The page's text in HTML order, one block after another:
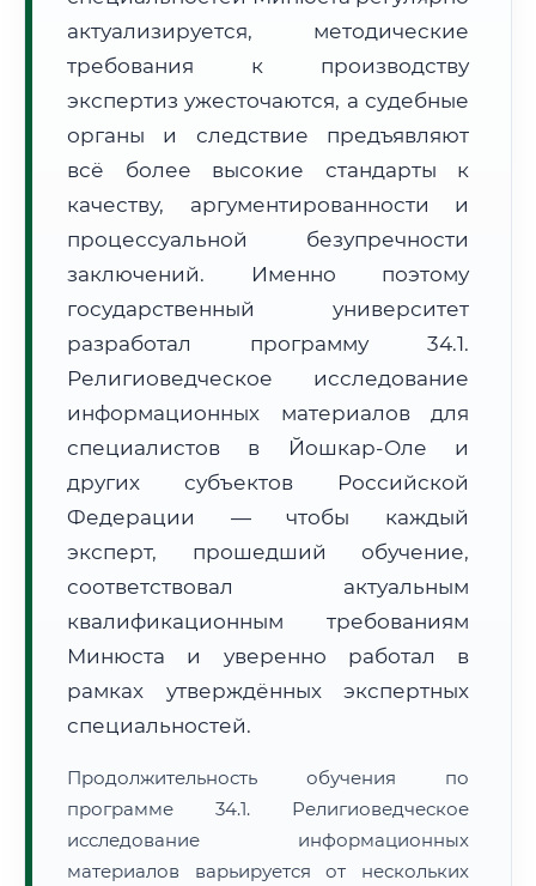
Расчет логистики оригиналов:
• Экспресс-доставка СДЭК / Почтой:
3–5 рабочих дней
🔍Нажмите на документ для увеличения и просмотра
актуализируется, методические
требования к производству
экспертиз ужесточаются, а судебные
органы и следствие предъявляют
всё более высокие стандарты к
качеству, аргументированности и
процессуальной безупречности
заключений. Именно поэтому
государственный университет
разработал программу 34.1.
Религиоведческое исследование
информационных материалов для
специалистов в Йошкар-Оле и
других субъектов Российской
Федерации — чтобы каждый
эксперт, прошедший обучение,
соответствовал актуальным
квалификационным требованиям
Минюста и уверенно работал в
рамках утверждённых экспертных
специальностей.
Продолжительность обучения по
программе 34.1. Религиоведческое
исследование информационных
материалов варьируется от нескольких